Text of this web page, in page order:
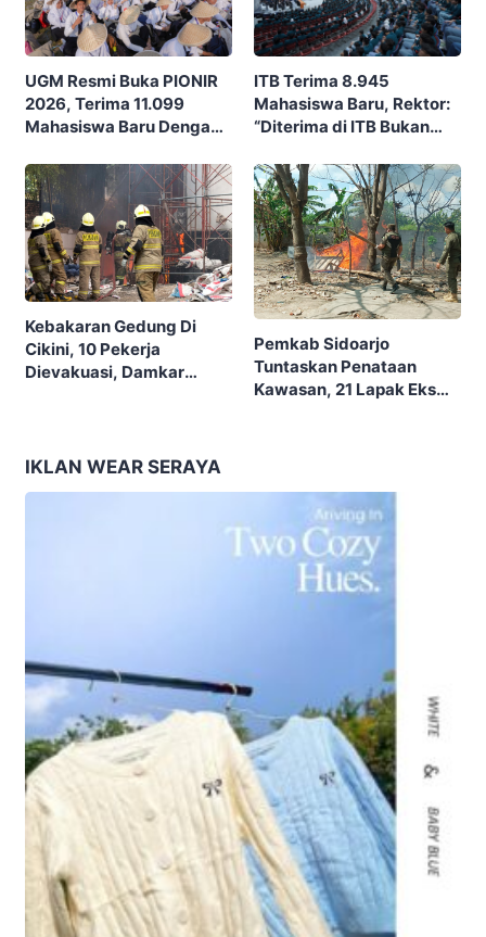
UGM Resmi Buka PIONIR
2026, Terima 11.099
Mahasiswa Baru Dengan
Membangun Bangsa”
ITB Terima 8.945
Mahasiswa Baru, Rektor:
“Diterima di ITB Bukan
Kebakaran Gedung Di
Cikini, 10 Pekerja
Dievakuasi, Damkar
Pemkab Sidoarjo
Tuntaskan Penataan
Kawasan, 21 Lapak Eks
IKLAN WEAR SERAYA